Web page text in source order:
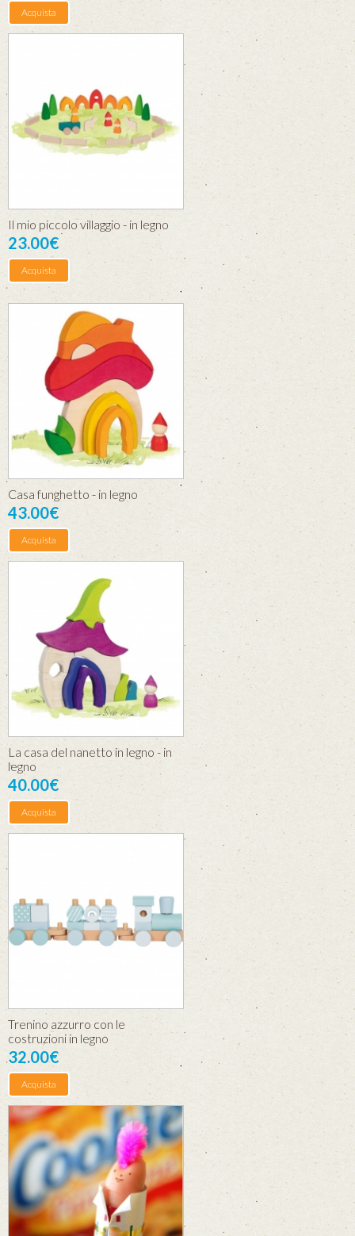
Acquista
Il mio piccolo villaggio - in legno
23.00€
Acquista
Casa funghetto - in legno
43.00€
Acquista
La casa del nanetto in legno - in
legno
40.00€
Acquista
Trenino azzurro con le
costruzioni in legno
32.00€
Acquista